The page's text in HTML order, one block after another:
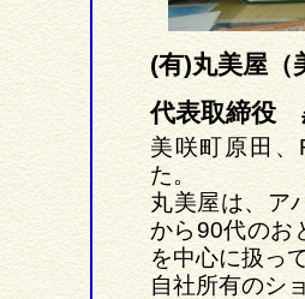
(有)丸美屋（
代表取締役
美咲町原田
た。
丸美屋は、ア
から90代のお
を中心に扱っ
自社所有のシ